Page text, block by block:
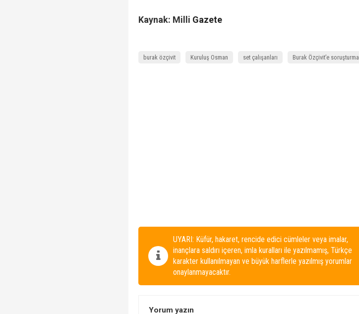
Kaynak: Milli Gazete
burak özçivit Kuruluş Osman set çalışanları Burak Özçivit’e soruşturma
UYARI: Küfür, hakaret, rencide edici cümleler veya imalar,
inançlara saldırı içeren, imla kuralları ile yazılmamış, Türkçe
karakter kullanılmayan ve büyük harflerle yazılmış yorumlar
onaylanmayacaktır.
Yorum yazın